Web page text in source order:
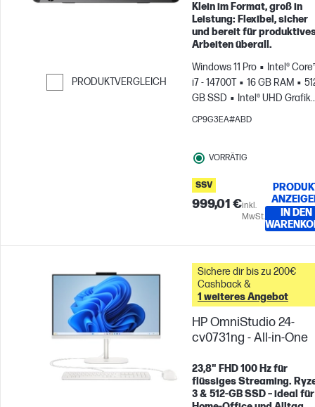
PRODUKTVERGLEICH
Weiter zum Vergleichen
Klein im Format, groß in
Leistung: Flexibel, sicher
und bereit für
Arbeiten überall.
Windows 11 Pro
Intel®
i7 - 14700T
16 GB RAM
GB SSD
Intel® UHD Grafik
770
CP9G3EA#ABD
VORRÄTIG
SSV
999,01 €inkl.
MwSt.
IN DEN
Sichere dir bis zu 200€
Cashback &
1 weiteres Angebot
HP OmniStudio 24-
cv0731ng - All-in-One
23,8" FHD 100 Hz für
flüssiges Streaming.
3 & 512-GB SSD – ideal für